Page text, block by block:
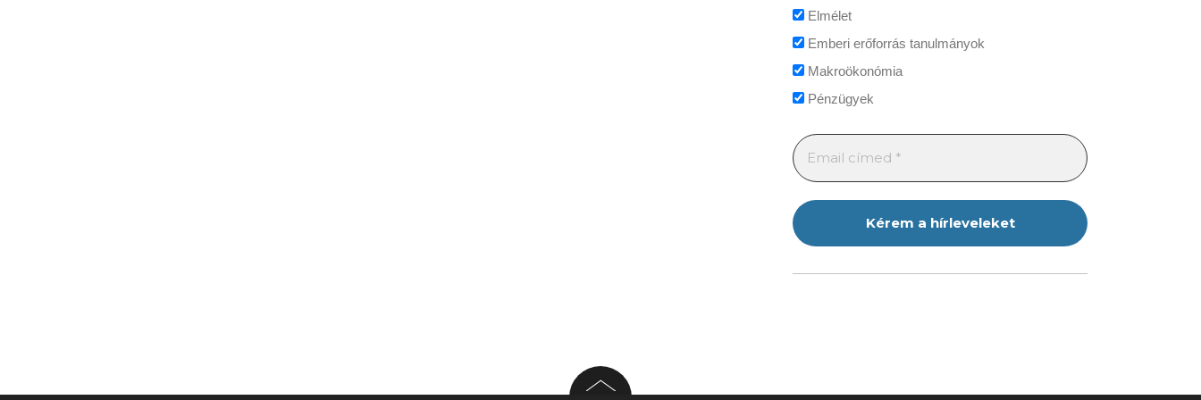
Elmélet
Emberi erőforrás tanulmányok
Makroökonómia
Pénzügyek